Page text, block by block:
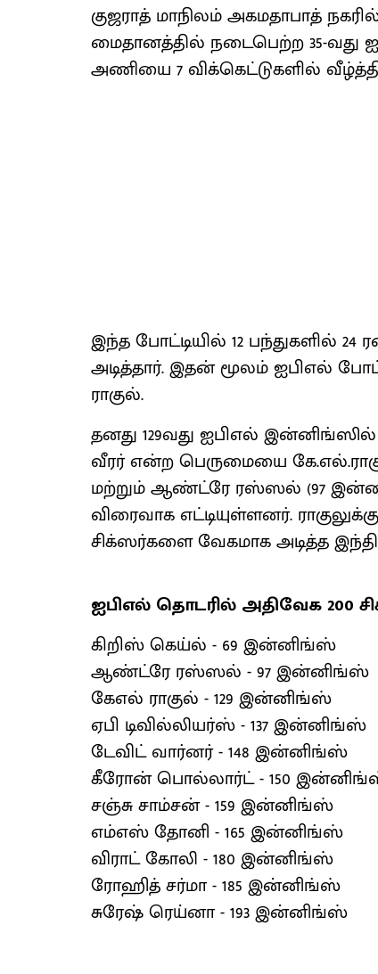
குஜராத் மாநிலம் அகமதாபாத்
மைதானத்தில் நடைபெற்ற 35-வது
அணியை 7 விக்கெட்டுகளில்
இந்த போட்டியில் 12 பந்துகளில்
அடித்தார். இதன் மூலம் ஐபிஎல்
ராகுல்.
தனது 129வது ஐபிஎல்
வீரர் என்ற பெருமையை
மற்றும் ஆண்ட்ரே ரஸ்ஸல் (97
விரைவாக எட்டியுள்ளனர்.
சிக்ஸர்களை வேகமாக அடித்த
ஐபிஎல் தொடரில் அதிவேக 200
கிறிஸ் கெய்ல் - 69 இன்னிங்ஸ்
ஆண்ட்ரே ரஸ்ஸல் - 97 இன்னிங்ஸ்
கேஎல் ராகுல் - 129 இன்னிங்ஸ்
ஏபி டிவில்லியர்ஸ் - 137 இன்னிங்ஸ்
டேவிட் வார்னர் - 148 இன்னிங்ஸ்
கீரோன் பொல்லார்ட் - 150
சஞ்சு சாம்சன் - 159 இன்னிங்ஸ்
எம்எஸ் தோனி - 165 இன்னிங்ஸ்
விராட் கோலி - 180 இன்னிங்ஸ்
ரோஹித் சர்மா - 185 இன்னிங்ஸ்
சுரேஷ் ரெய்னா - 193 இன்னிங்ஸ்